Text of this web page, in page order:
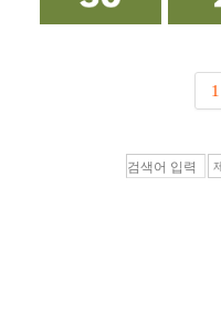
1